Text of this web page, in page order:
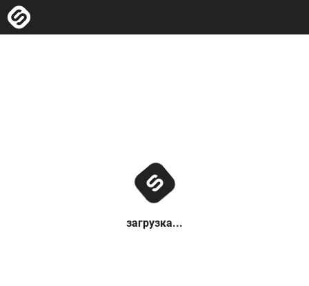
загрузка...